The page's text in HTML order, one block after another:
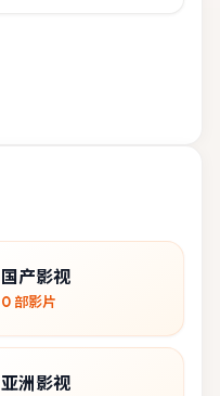
国产影视
0 部影片
亚洲影视